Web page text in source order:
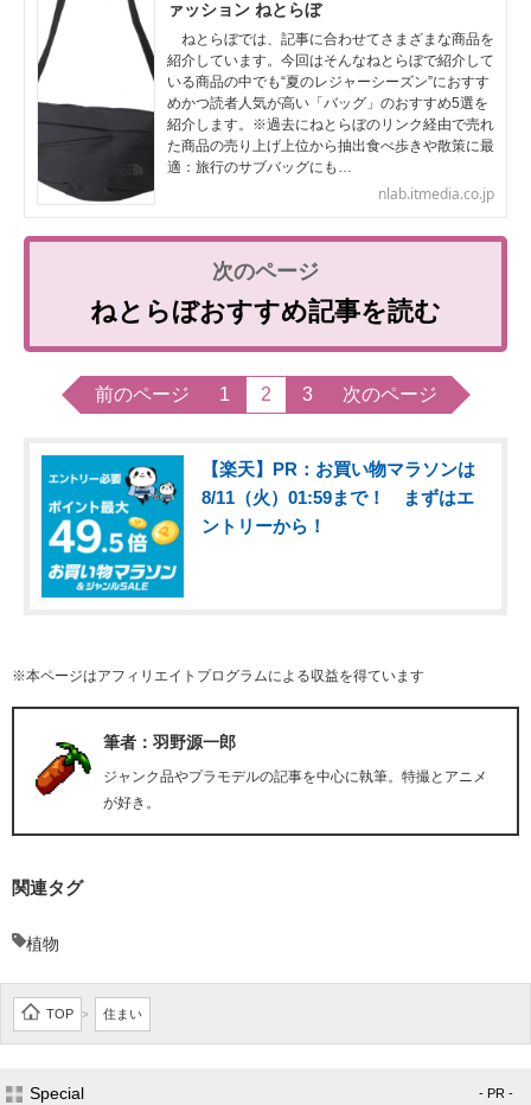
ァッション ねとらぼ
ねとらぼでは、記事に合わせてさまざまな商品を
紹介しています。今回はそんなねとらぼで紹介して
いる商品の中でも“夏のレジャーシーズン”におすす
めかつ読者人気が高い「バッグ」のおすすめ5選を
紹介します。※過去にねとらぼのリンク経由で売れ
た商品の売り上げ上位から抽出食べ歩きや散策に最
適：旅行のサブバッグにも…
nlab.itmedia.co.jp
ねとらぼおすすめ記事を読む
前のページ 1 2 3 次のページ
【楽天】PR：お買い物マラソンは
8/11（火）01:59まで！ まずはエ
ントリーから！
※本ページはアフィリエイトプログラムによる収益を得ています
筆者：羽野源一郎
ジャンク品やプラモデルの記事を中心に執筆。特撮とアニメ
が好き。
関連タグ
植物
TOP > 住まい
Special - PR -